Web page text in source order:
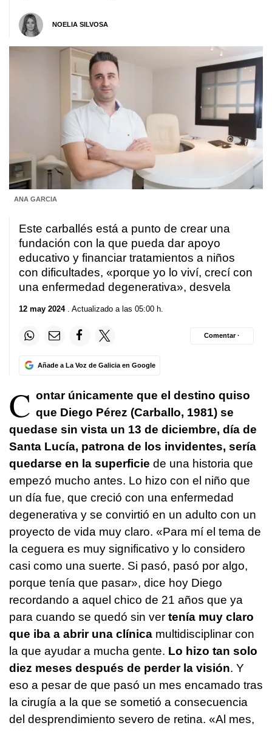
NOELIA SILVOSA
ANA GARCIA
Este carballés está a punto de crear una
fundación con la que pueda dar apoyo
educativo y financiar tratamientos a niños
con dificultades, «porque yo lo viví, crecí con
una enfermedad degenerativa», desvela
12 may 2024. Actualizado a las 05:00 h.
Añade a La Voz de Galicia en Google
Comentar ·
C ontar únicamente que el destino quiso
que Diego Pérez (Carballo, 1981) se
quedase sin vista un 13 de diciembre, día de
Santa Lucía, patrona de los invidentes, sería
quedarse en la superficie de una historia que
empezó mucho antes. Lo hizo con el niño que
un día fue, que creció con una enfermedad
degenerativa y se convirtió en un adulto con un
proyecto de vida muy claro. «Para mí el tema de
la ceguera es muy significativo y lo considero
casi como una suerte. Si pasó, pasó por algo,
porque tenía que pasar», dice hoy Diego
recordando a aquel chico de 21 años que ya
para cuando se quedó sin ver tenía muy claro
que iba a abrir una clínica multidisciplinar con
la que ayudar a mucha gente. Lo hizo tan solo
diez meses después de perder la visión. Y
eso a pesar de que pasó un mes encamado tras
la cirugía a la que se sometió a consecuencia
del desprendimiento severo de retina. «Al mes,